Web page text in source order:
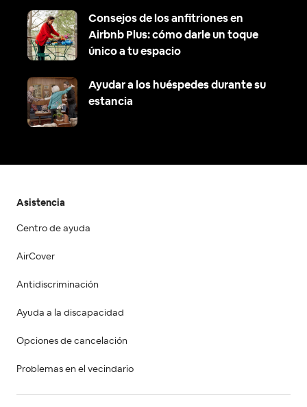
Consejos de los anfitriones en
Airbnb Plus: cómo darle un toque
único a tu espacio
Ayudar a los huéspedes durante su
estancia
Asistencia
Centro de ayuda
AirCover
Antidiscriminación
Ayuda a la discapacidad
Opciones de cancelación
Problemas en el vecindario